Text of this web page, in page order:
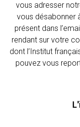
vous adresser
vous désabonner
présent dans
rendant sur votre
dont l’Institut
pouvez vous